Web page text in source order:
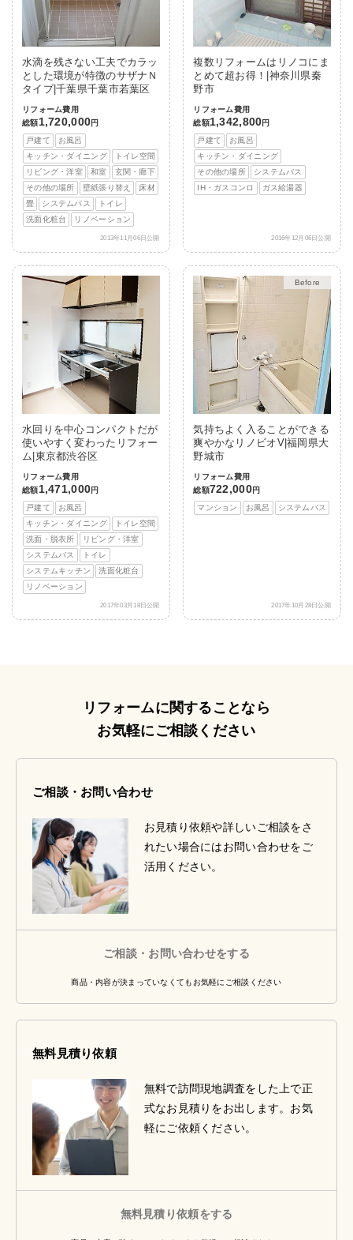
水滴を残さない工夫でカラッ
とした環境が特徴のサザナＮ
タイプ|千葉県千葉市若葉区
リフォーム費用
総額1,720,000円
戸建て
お風呂
キッチン・ダイニング
トイレ空間
リビング・洋室
和室
玄関・廊下
その他の場所
壁紙張り替え
床材
畳
システムバス
トイレ
洗面化粧台
リノベーション
2013年11月06日公開
複数リフォームはリノコにま
とめて超お得！|神奈川県秦
野市
リフォーム費用
総額1,342,800円
戸建て
お風呂
キッチン・ダイニング
その他の場所
システムバス
IH・ガスコンロ
ガス給湯器
2016年12月06日公開
水回りを中心コンパクトだが
使いやすく変わったリフォー
ム|東京都渋谷区
リフォーム費用
総額1,471,000円
戸建て
お風呂
キッチン・ダイニング
トイレ空間
洗面・脱衣所
リビング・洋室
システムバス
トイレ
システムキッチン
洗面化粧台
リノベーション
2017年03月18日公開
After
気持ちよく入ることができる
爽やかなリノビオV|福岡県大
野城市
リフォーム費用
総額722,000円
マンション
お風呂 システムバス
2017年10月28日公開
リフォームに関することなら
お気軽にご相談ください
ご相談・お問い合わせ
お見積り依頼や詳しいご相談をさ
れたい場合にはお問い合わせをご
活用ください。
ご相談・お問い合わせをする
商品・内容が決まっていなくてもお気軽にご相談ください
無料見積り依頼
無料で訪問現地調査をした上で正
式なお見積りをお出します。お気
軽にご依頼ください。
無料見積り依頼をする